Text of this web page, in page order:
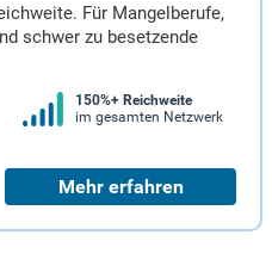
Für Mangelberufe,
schwer zu besetzende
150%+ Reichweite
im gesamten Netzwerk
Mehr erfahren